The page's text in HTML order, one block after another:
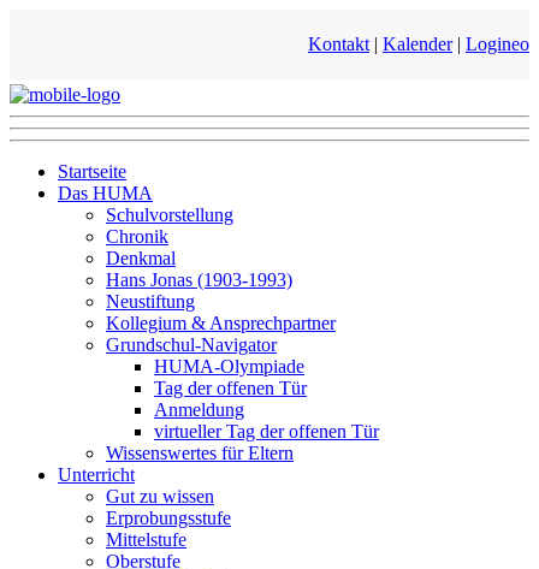
Kontakt | Kalender| Logineo
Startseite
Das HUMA
Schulvorstellung
Chronik
Denkmal
Hans Jonas (1903-1993)
Neustiftung
Kollegium & Ansprechpartner
Grundschul-Navigator
HUMA-Olympiade
Tag der offenen Tür
Anmeldung
virtueller Tag der offenen Tür
Wissenswertes für Eltern
Unterricht
Gut zu wissen
Erprobungsstufe
Mittelstufe
Oberstufe